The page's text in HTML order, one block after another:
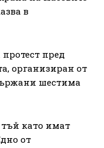
в
пред
организиран от
шестима
тъй като имат
от